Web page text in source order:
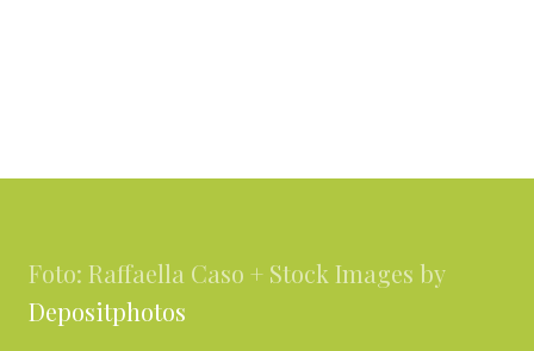
Foto: Raffaella Caso + Stock Images by
Depositphotos